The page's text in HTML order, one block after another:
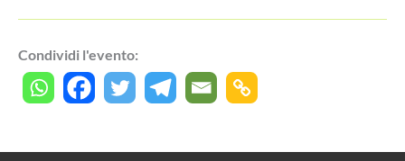
Condividi l'evento: